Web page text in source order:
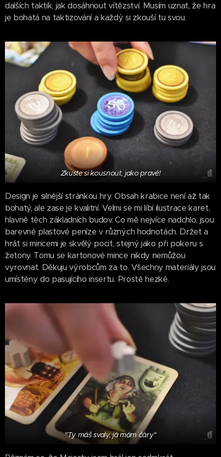
dalších taktik, jak dosáhnout vítězství. Musím uznat, že hra
je bohatá na taktizování a každý si zkouší tu svou.
Zkuste si kousnout, jako pravé!
Design je silnější stránkou hry. Obsah krabice není až tak
bohatý, ale zase je kvalitní. Velmi se mi líbí ilustrace karet,
hlavně těch základních budov. Co mě nejvíce nadchlo, jsou
barevné plastové peníze v různých hodnotách. Držet a
hrát si mincemi je skvělý pocit, stejný jako při pokeru s
žetony. Tomu se kartonové mince nikdy nemůžou
vyrovnat. Děkuju výrobcům za to. Všechny materiály jsou
umístěny do pasujícího insertu. Prostě hezké.
"Ty máš svaly, já mám čáry"